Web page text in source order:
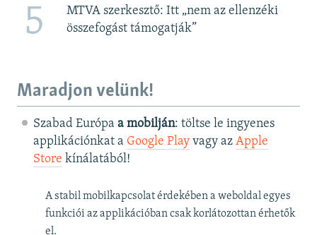
5
MTVA szerkesztő: Itt „nem az ellenzéki
összefogást támogatják”
Maradjon velünk!
Szabad Európa a mobilján: töltse le ingyenes
applikációnkat a Google Playvagy az Apple
Store kínálatából!
A stabil mobilkapcsolat érdekében a weboldal egyes
funkciói az applikációban csak korlátozottan érhetők
el.